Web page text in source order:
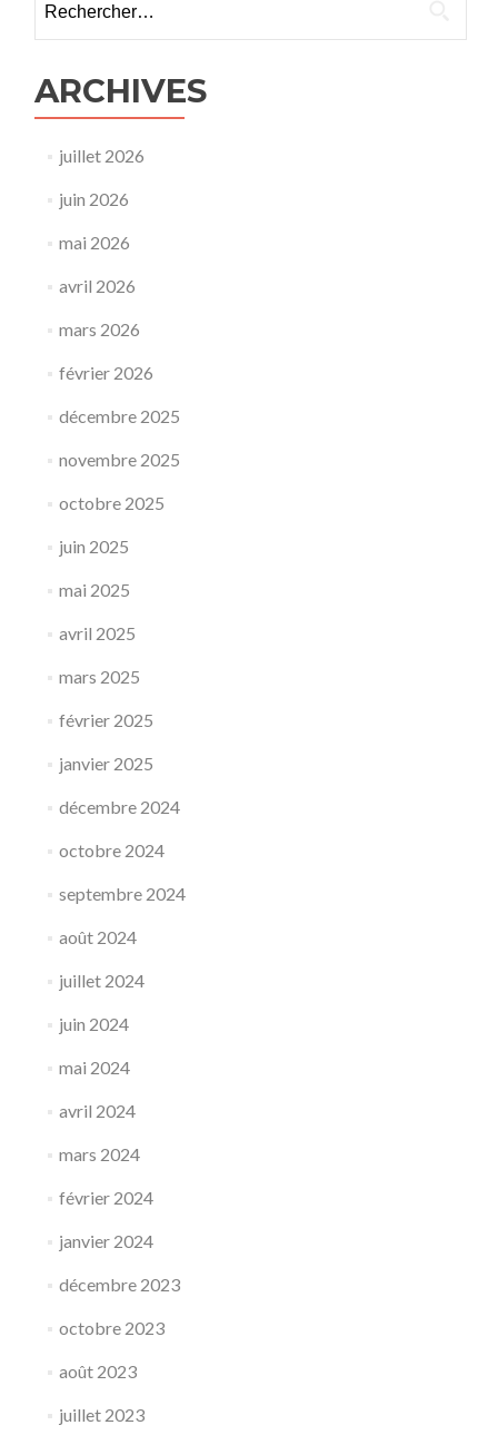
ARCHIVES
juillet 2026
juin 2026
mai 2026
avril 2026
mars 2026
février 2026
décembre 2025
novembre 2025
octobre 2025
juin 2025
mai 2025
avril 2025
mars 2025
février 2025
janvier 2025
décembre 2024
octobre 2024
septembre 2024
août 2024
juillet 2024
juin 2024
mai 2024
avril 2024
mars 2024
février 2024
janvier 2024
décembre 2023
octobre 2023
août 2023
juillet 2023